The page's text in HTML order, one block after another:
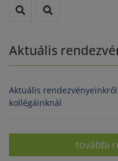
Aktuális
Aktuális
kollégáinknál
további